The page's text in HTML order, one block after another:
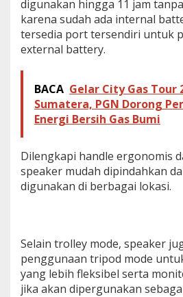
digunakan hingga 11 jam
karena sudah ada internal
tersedia port tersendiri untuk
external battery.
BACA Gelar City Gas Tour
Sumatera, PGN Dorong
Energi Bersih Gas Bumi
Dilengkapi handle ergonomis
speaker mudah dipindahkan
digunakan di berbagai lokasi.
Selain trolley mode, speaker
penggunaan tripod mode
yang lebih fleksibel serta
jika akan dipergunakan